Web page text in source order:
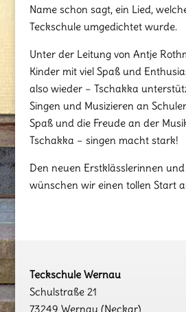
Name schon sagt, ein Lied,
Teckschule umgedichtet wurde.
Unter der Leitung von Antje
Kinder mit viel Spaß und
also wieder – Tschakka
Singen und Musizieren an
Spaß und die Freude an der
Tschakka – singen macht stark!
Den neuen Erstklässlerinnen
wünschen wir einen tollen Start
Teckschule Wernau
Schulstraße 21
73249 Wernau (Neckar)